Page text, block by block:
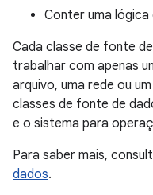
Conter uma lógica
Cada classe de fonte
trabalhar com apenas
arquivo, uma rede ou
classes de fonte de
e o sistema para
Para saber mais,
dados.